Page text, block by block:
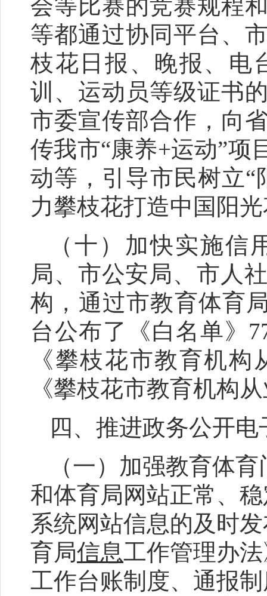
会等比赛的竞赛规程
等都通过协同平台、
枝花 日报、晚报、电
训、运动员等级证书
市委宣传部合作，向
传我市“康养+运动”项
动等，引导市民树立“
力攀枝花打造中国阳
（十 ）加快实施信
局、市公安局、市人
构，通过市教育体育
台公布了《白名单》
《攀枝花市教育机
《攀枝花市教育机构
四、推进政务公开电
（一）加强教育体
和体育局网站正常、
系统网站信息的及时
育局信息工作管理办法
工作台账制度、通报